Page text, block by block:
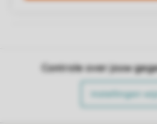
Controle over jouw
Instellingen